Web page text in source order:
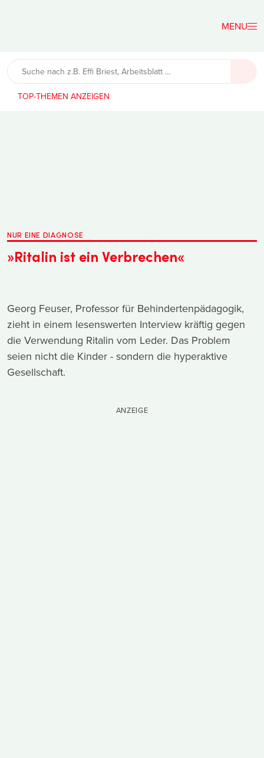
Lehrerfreund
TOP-THEMEN
NUR EINE DIAGNOSE
»Ritalin ist ein Verbrechen«
Georg Feuser, Professor für Behindertenpädagogik,
zieht in einem lesenswerten Interview kräftig gegen
die Verwendung Ritalin vom Leder. Das Problem
seien nicht die Kinder - sondern die hyperaktive
Gesellschaft.
ANZEIGE